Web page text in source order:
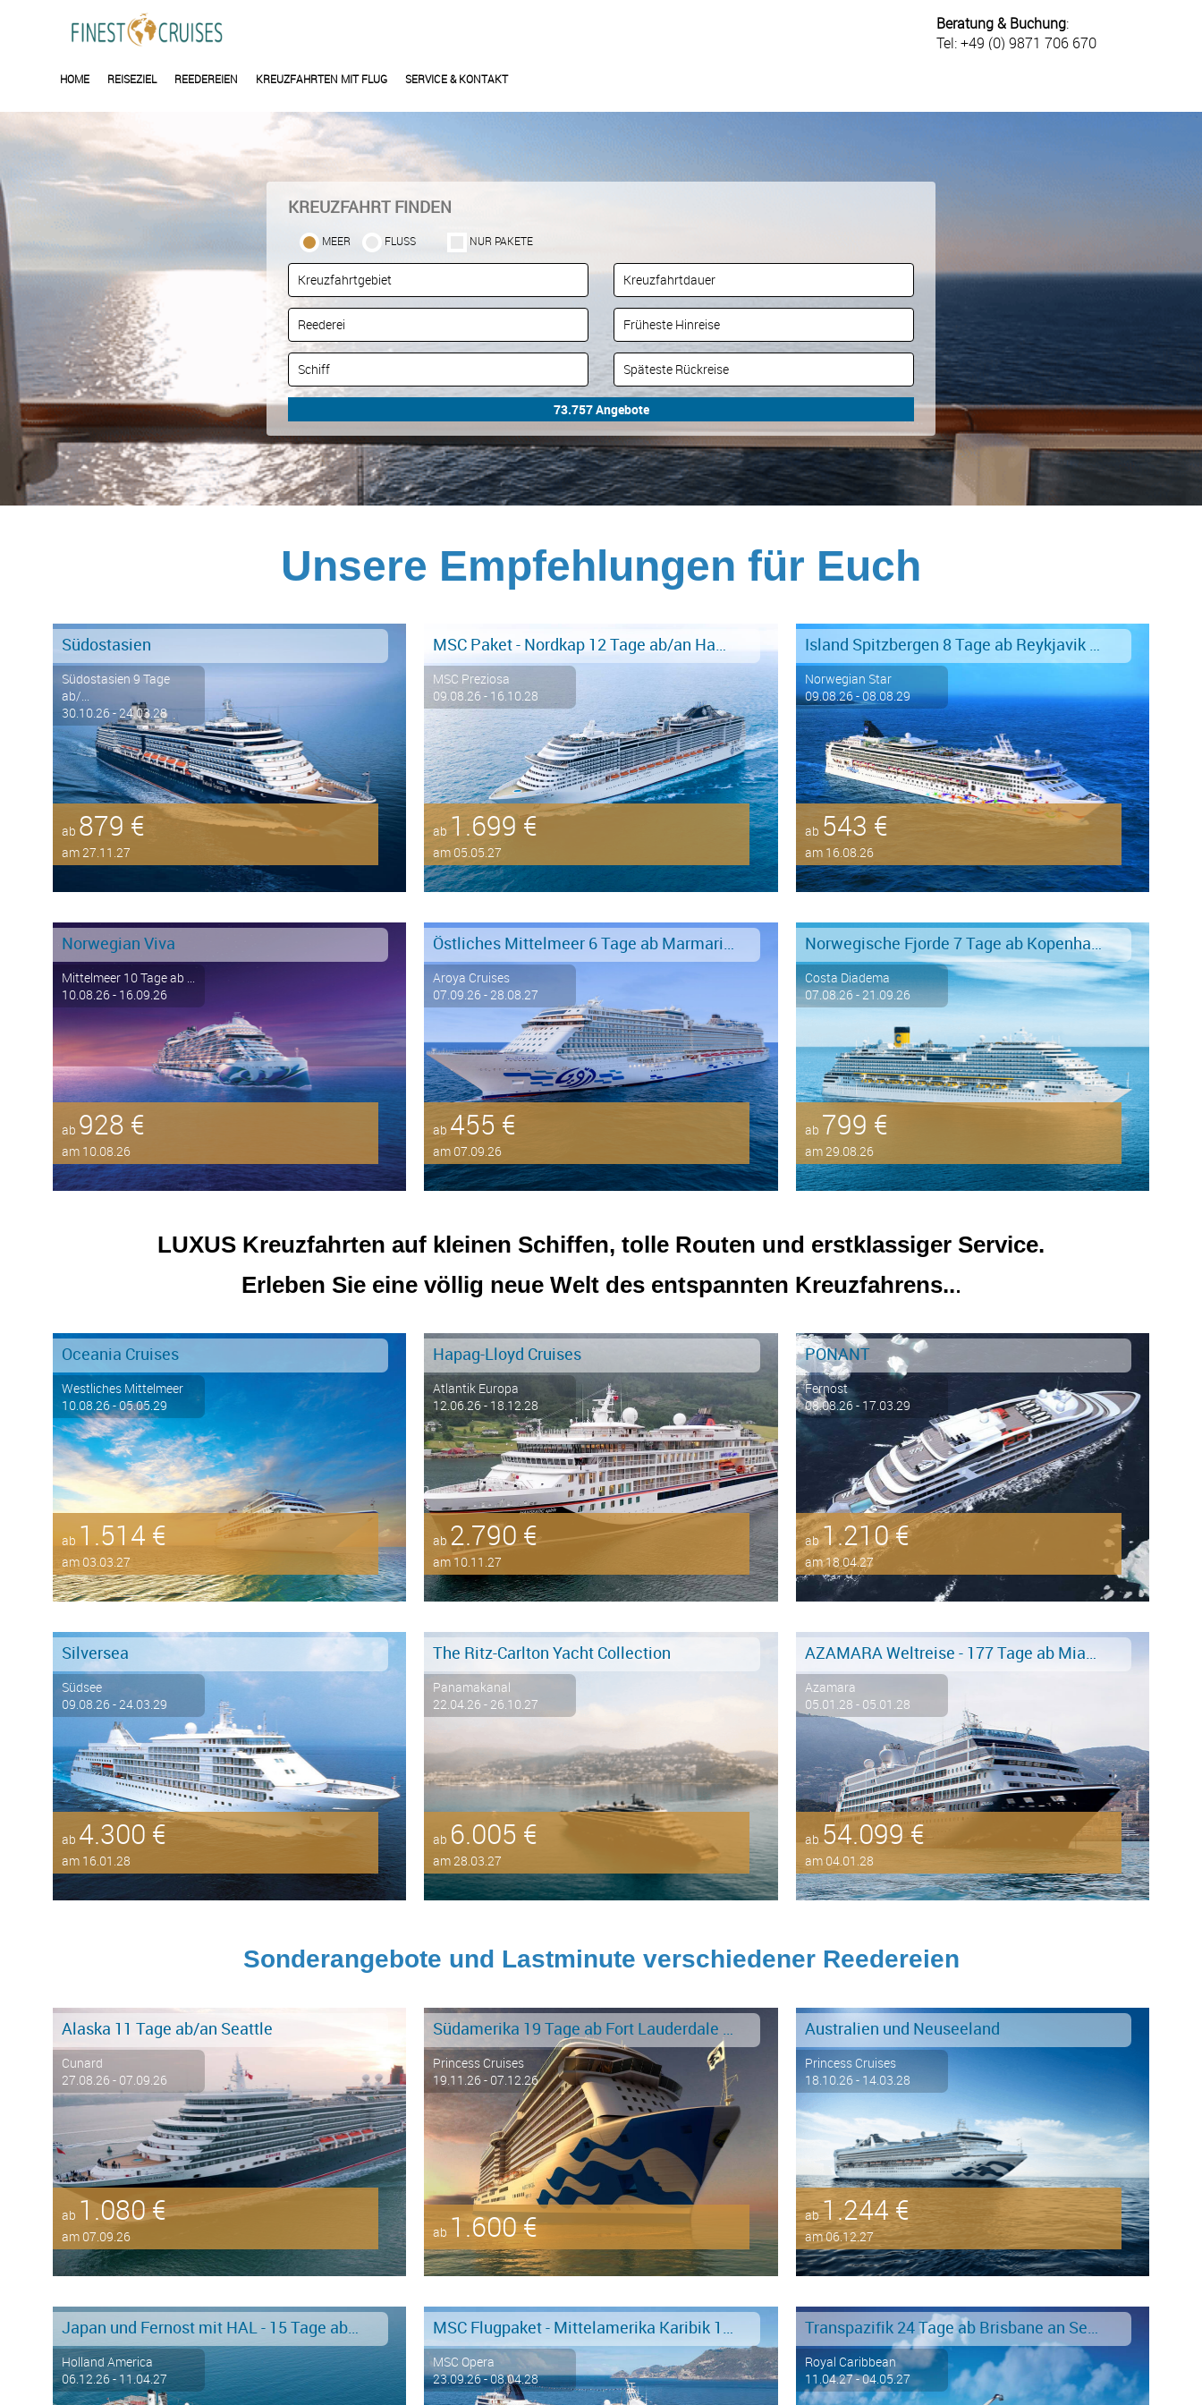
HOME REISEZIEL REEDEREIEN KREUZFAHRTEN MIT FLUG SERVICE & KONTAKT
Beratung & Buchung:
Tel: +49 (0) 9871 706 670
KREUZFAHRT FINDEN
MEER FLUSS NUR PAKETE
Unsere Empfehlungen für Euch
Südostasien
Südostasien 9 Tage
ab/...
30.10.26 - 24.03.28
ab 879 €
am 27.11.27
MSC Paket - Nordkap 12 Tage ab/an Hamburg - FRUEHBUCHER
MSC Preziosa
09.08.26 - 16.10.28
ab1.699 €
am 05.05.27
Island Spitzbergen 8 Tage ab Reykjavik an Southampton
Norwegian Star
09.08.26 - 08.08.29
ab 543 €
am 16.08.26
Norwegian Viva
Mittelmeer 10 Tage ab ...
10.08.26 - 16.09.26
ab 928 €
am 10.08.26
Östliches Mittelmeer 6 Tage ab Marmaris an Istanbul
Aroya Cruises
07.09.26 - 28.08.27
ab 455 €
am 07.09.26
Norwegische Fjorde 7 Tage ab Kopenhagen an Kiel
Costa Diadema
07.08.26 - 21.09.26
ab 799 €
am 29.08.26
LUXUS Kreuzfahrten auf kleinen Schiffen, tolle Routen und erstklassiger Service.
Erleben Sie eine völlig neue Welt des entspannten Kreuzfahrens...
Oceania Cruises
Westliches Mittelmeer
10.08.26 - 05.05.29
ab 1.514 €
am 03.03.27
Hapag-Lloyd Cruises
Atlantik Europa
12.06.26 - 18.12.28
ab 2.790 €
am 10.11.27
PONANT
Fernost
08.08.26 - 17.03.29
ab1.210 €
am 18.04.27
Silversea
Südsee
09.08.26 - 24.03.29
ab 4.300 €
am 16.01.28
The Ritz-Carlton Yacht Collection
Panamakanal
22.04.26 - 26.10.27
ab 6.005 €
am 28.03.27
AZAMARA Weltreise - 177 Tage ab Miami an Piräus, Athen inkl. Business Class Flüge!
Azamara
05.01.28 - 05.01.28
ab54.099 €
am 04.01.28
Sonderangebote und Lastminute verschiedener Reedereien
Alaska 11 Tage ab/an Seattle
Cunard
27.08.26 - 07.09.26
ab 1.080 €
am 07.09.26
Südamerika 19 Tage ab Fort Lauderdale an Buenos Aires
Princess Cruises
19.11.26 - 07.12.26
ab 1.600 €
Australien und Neuseeland
Princess Cruises
18.10.26 - 14.03.28
ab1.244 €
am 06.12.27
Japan und Fernost mit HAL - 15 Tage ab/an Tokyo - Stark reduziert!
Holland America
06.12.26 - 11.04.27
MSC Flugpaket - Mittelamerika Karibik 15 Tage ab/an La Romana - FRUEHBUCHER FLUG BORDGUTHABEN
MSC Opera
23.09.26 - 08.04.28
Transpazifik 24 Tage ab Brisbane an Seattle
Royal Caribbean
11.04.27 - 04.05.27